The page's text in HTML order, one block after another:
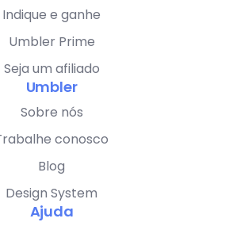
Indique e ganhe
Umbler Prime
Seja um afiliado
Umbler
Sobre nós
conosco
Blog
Design System
Ajuda